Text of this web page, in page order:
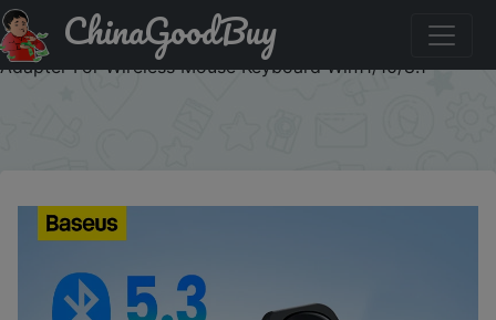
Купити по знижці RUBA0734 Baseus USB Bluetooth 5.3
Adapter PC USB Transmitter Receiver Dongle Wireless
Adapter For Wireless Mouse Keyboard Win11/10/8.1
ChinaGoodBuy